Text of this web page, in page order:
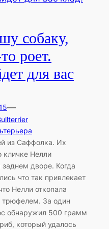
собаку,
роет.
для вас
—
из Саффолка. Их
кличке Нелли
заднем дворе. Когда
что так привлекает
Нелли откопала
За один
обнаружил 500 грамм
который удалось